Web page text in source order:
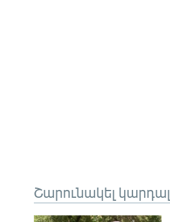
Շարունակել կարդալ